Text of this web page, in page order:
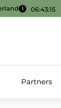
06:43:16
Partners